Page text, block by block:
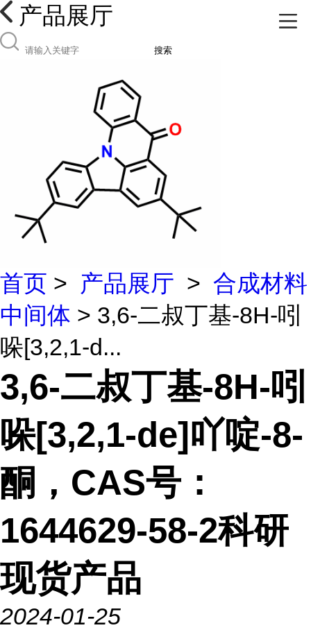
产品展厅
搜索
首页 > 产品展厅 > 合成材料
中间体 > 3,6-二叔丁基-8H-吲
哚[3,2,1-d...
3,6-二叔丁基-8H-吲
哚[3,2,1-de]吖啶-8-
酮，CAS号：
1644629-58-2科研
现货产品
2024-01-25